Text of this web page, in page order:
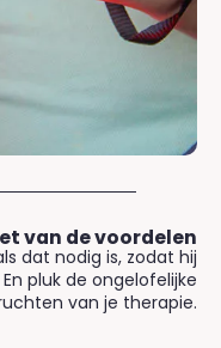
van de voordelen
dat nodig is, zodat hij
pluk de ongelofelijke
van je therapie.